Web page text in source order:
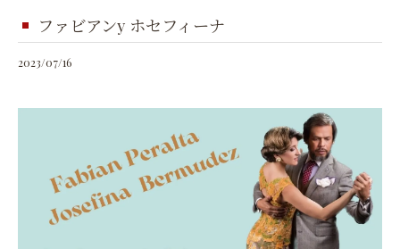
ファビアンy ホセフィーナ
2023/07/16